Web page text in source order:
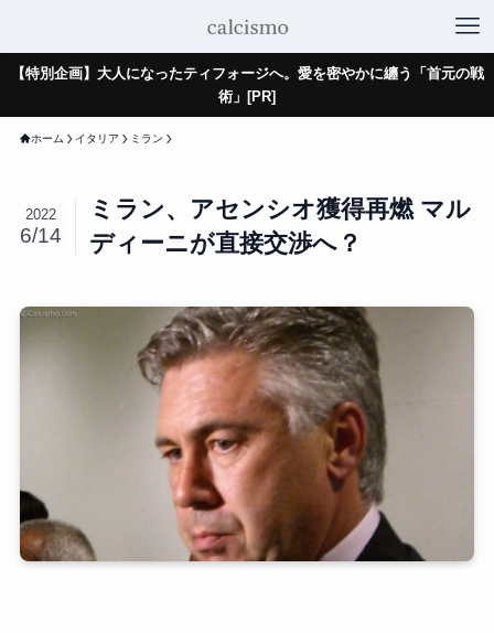
【特別企画】大人になったティフォージへ。愛を密やかに纏う「首元の戦
術」[PR]
ホーム イタリア ミラン
ミラン、アセンシオ獲得再燃 マル
ディーニが直接交渉へ？
2022
6/14